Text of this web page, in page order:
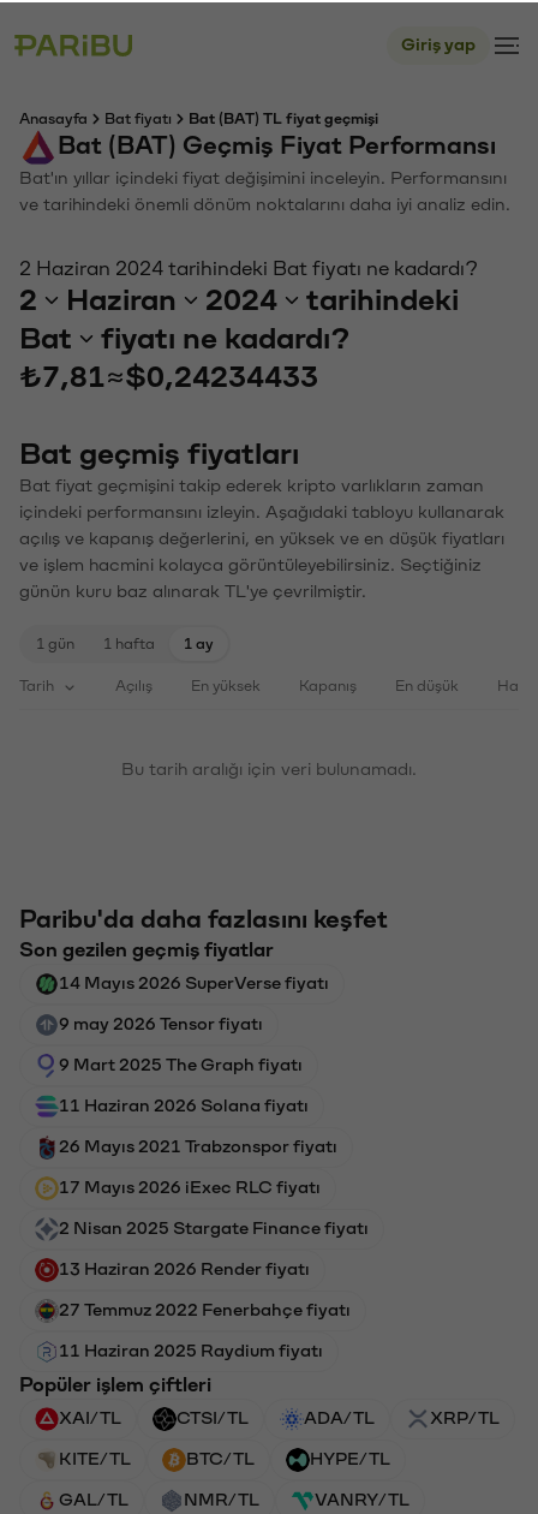
Giriş yap
Anasayfa Bat fiyatı Bat (BAT) TL fiyat geçmişi
Bat (BAT) Geçmiş Fiyat Performansı
Bat'ın yıllar içindeki fiyat değişimini inceleyin. Performansını
ve tarihindeki önemli dönüm noktalarını daha iyi analiz edin.
2 Haziran 2024 tarihindeki Bat fiyatı ne kadardı?
2 Haziran 2024
tarihindeki
Bat
fiyatı ne kadardı?
₺7,81 ≈$0,24234433
Bat geçmiş fiyatları
Bat fiyat geçmişini takip ederek kripto varlıkların zaman
içindeki performansını izleyin. Aşağıdaki tabloyu kullanarak
açılış ve kapanış değerlerini, en yüksek ve en düşük fiyatları
ve işlem hacmini kolayca görüntüleyebilirsiniz. Seçtiğiniz
günün kuru baz alınarak TL'ye çevrilmiştir.
1 gün 1 hafta 1 ay
Tarih Açılış En yüksek Kapanış En düşük
Bu tarih aralığı için veri bulunamadı.
Paribu'da daha fazlasını keşfet
Son gezilen geçmiş fiyatlar
14 Mayıs 2026 SuperVerse fiyatı
9 may 2026 Tensor fiyatı
9 Mart 2025 The Graph fiyatı
11 Haziran 2026 Solana fiyatı
26 Mayıs 2021 Trabzonspor fiyatı
17 Mayıs 2026 iExec RLC fiyatı
2 Nisan 2025 Stargate Finance fiyatı
13 Haziran 2026 Render fiyatı
27 Temmuz 2022 Fenerbahçe fiyatı
11 Haziran 2025 Raydium fiyatı
Popüler işlem çiftleri
XAI/TL CTSI/TL ADA/TL XRP/TL
KITE/TL BTC/TL HYPE/TL
GAL/TL NMR/TL VANRY/TL